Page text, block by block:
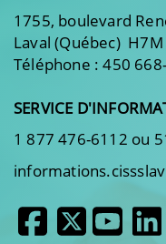
1755, boulevard
Laval (Québec) H7M
Téléphone : 450
SERVICE
1 877 476-6112 ou